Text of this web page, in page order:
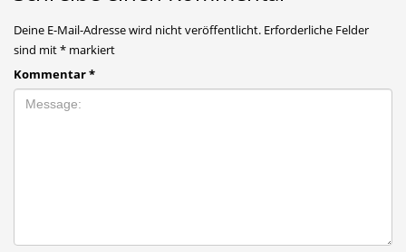
Deine E-Mail-Adresse wird nicht veröffentlicht. Erforderliche Felder
sind mit* markiert
Kommentar*